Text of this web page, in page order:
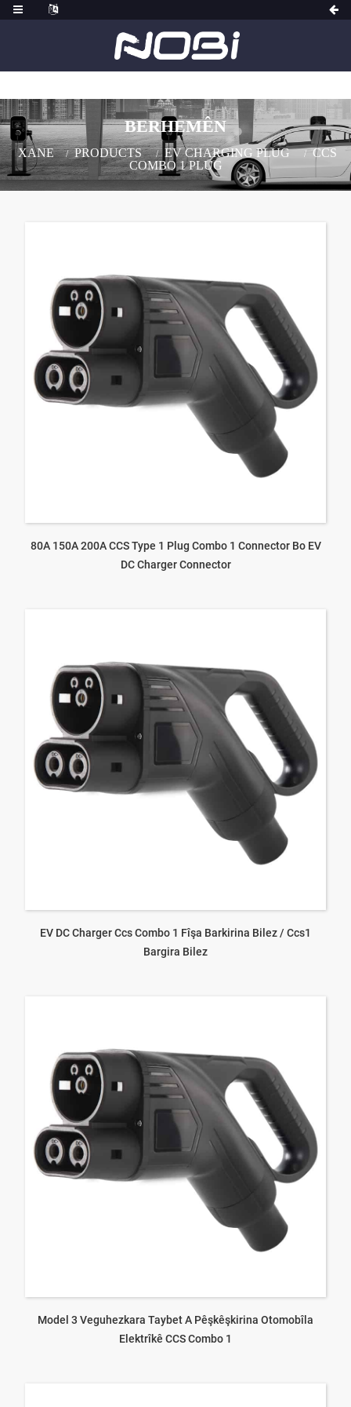
BERHEMÊN
XANE PRODUCTS EV CHARGING PLUG
CCS
COMBO 1 PLUG
80A 150A 200A CCS Type 1 Plug Combo 1 Connector Bo EV
DC Charger Connector
EV DC Charger Ccs Combo 1 Fîşa Barkirina Bilez / Ccs1
Bargira Bilez
Model 3 Veguhezkara Taybet A Pêşkêşkirina Otomobîla
Elektrîkê CCS Combo 1